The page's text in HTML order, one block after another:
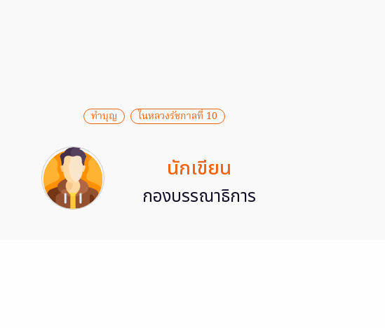
ทำบุญ ในหลวงรัชกาลที่ 10
นักเขียน
กองบรรณาธิการ